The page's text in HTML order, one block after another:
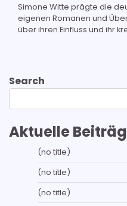
Simone Witte prägte die
eigenen Romanen und
über ihren Einfluss und ihr
Search
Aktuelle
(no title)
(no title)
(no title)